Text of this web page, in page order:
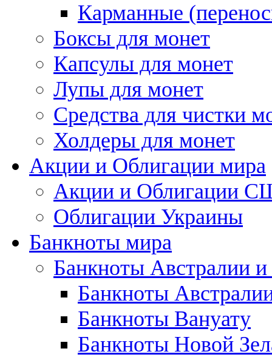
Карманные
Боксы для монет
Капсулы для монет
Лупы для монет
Средства для чистки
Холдеры для монет
Акции и Облигации мира
Акции и Облигации
Облигации Украины
Банкноты мира
Банкноты Австралии
Банкноты
Банкноты Вануату
Банкноты Новой